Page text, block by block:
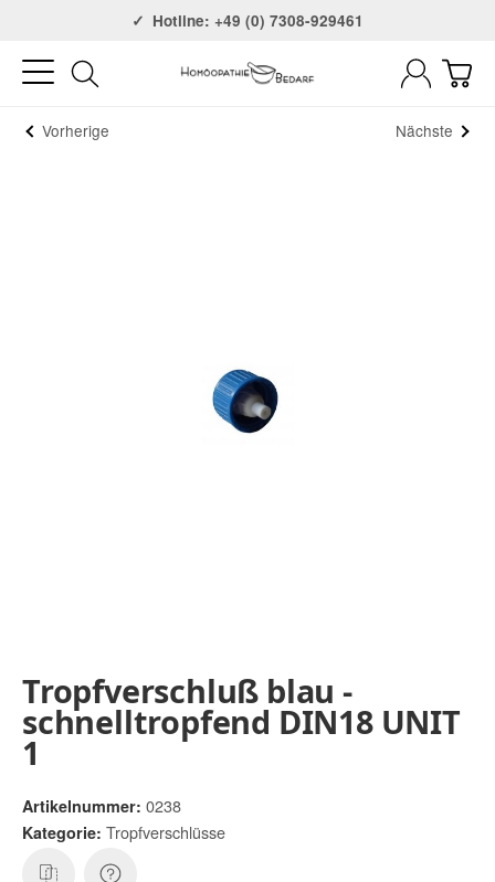
Versandkostenfrei ab 75€Hotline: +49 (0) 7308-929461
Vorherige Nächste
Tropfverschluß blau -
schnelltropfend DIN18 UNIT
1
Artikelnummer: 0238
Kategorie: Tropfverschlüsse